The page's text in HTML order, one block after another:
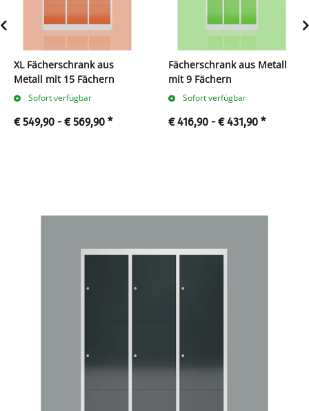
XL Fächerschrank aus
Metall mit 15 Fächern
Sofort verfügbar
€ 549,90 -€ 569,90 *
Fächerschrank aus Metall
mit 9 Fächern
Sofort verfügbar
€ 416,90 -€ 431,90 *